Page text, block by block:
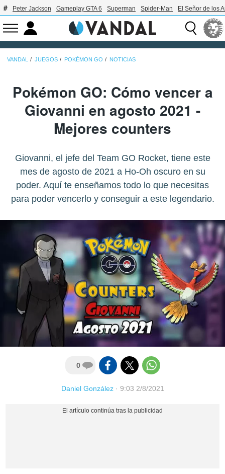
Peter Jackson Gameplay GTA 6 Superman Spider-Man El Señor de los
VANDAL JUEGOS POKÉMON GO NOTICIAS
Pokémon GO: Cómo vencer a
Giovanni en agosto 2021 -
Mejores counters
Giovanni, el jefe del Team GO Rocket, tiene este
mes de agosto de 2021 a Ho-Oh oscuro en su
poder. Aquí te enseñamos todo lo que necesitas
para poder vencerlo y conseguir a este legendario.
0
Daniel González· 9:03 2/8/2021